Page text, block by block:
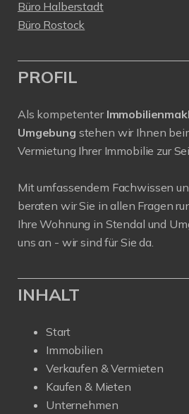
Büro Halberstadt
Büro Rostock
PROFIL
Als kompetenter
Umgebung stehen wir Ihnen
Vermietung Ihrer Immobilie zur
Mit umfassendem Fachwissen
beraten wir Sie in allen Fragen
Ihre Wohnung in Stendal und
uns an - wir sind für Sie da.
INHALT
Start
Immobilien
Verkaufen & Vermieten
Kaufen & Mieten
Unternehmen